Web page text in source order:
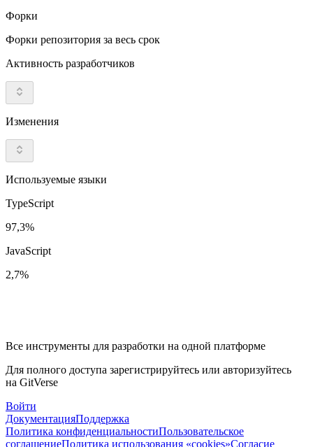
Форки
Форки репозитория за весь срок
Активность разработчиков
Изменения
Используемые языки
TypeScript
97,3%
JavaScript
2,7%
Все инструменты для разработки на одной платформе
Для полного доступа зарегистрируйтесь или авторизуйтесь
на GitVerse
Войти
ДокументацияПоддержка
Политика конфиденциальностиПользовательское
соглашениеПолитика использования «cookies»Согласие